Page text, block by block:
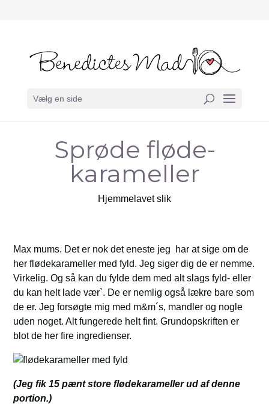
Vælg en side
Sprøde fløde-
karameller
Hjemmelavet slik
Max mums. Det er nok det eneste jeg har at sige om de
her flødekarameller med fyld. Jeg siger dig de er nemme.
Virkelig. Og så kan du fylde dem med alt slags fyld- eller
du kan helt lade vær`. De er nemlig også lækre bare som
de er. Jeg forsøgte mig med m&m´s, mandler og nogle
uden noget. Alt fungerede helt fint. Grundopskriften er
blot de her fire ingredienser.
(Jeg fik 15 pænt store flødekarameller ud af denne
portion.)